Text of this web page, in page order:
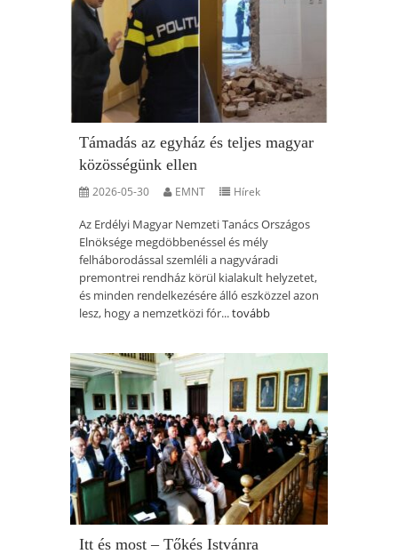
Támadás az egyház és teljes magyar
közösségünk ellen
2026-05-30 EMNT Hírek
Az Erdélyi Magyar Nemzeti Tanács Országos
Elnöksége megdöbbenéssel és mély
felháborodással szemléli a nagyváradi
premontrei rendház körül kialakult helyzetet,
és minden rendelkezésére álló eszközzel azon
lesz, hogy a nemzetközi fór...tovább
Itt és most – Tőkés Istvánra